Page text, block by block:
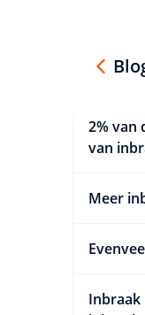
2% van
van
Meer
Inbraak